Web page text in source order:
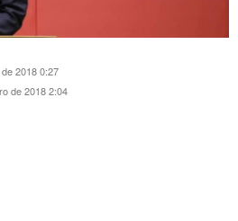
2018 0:27
de 2018 2:04